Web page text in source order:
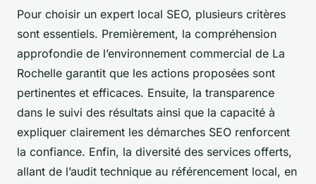
Pour choisir un expert local SEO, plusieurs critères
sont essentiels. Premièrement, la compréhension
approfondie de l’environnement commercial de La
Rochelle garantit que les actions proposées sont
pertinentes et efficaces. Ensuite, la transparence
dans le suivi des résultats ainsi que la capacité à
expliquer clairement les démarches SEO renforcent
la confiance. Enfin, la diversité des services offerts,
allant de l’audit technique au référencement local, en